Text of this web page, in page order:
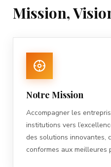
Mission,
Notre Mission
Accompagner les
institutions vers
des solutions innovantes,
conformes aux meilleures